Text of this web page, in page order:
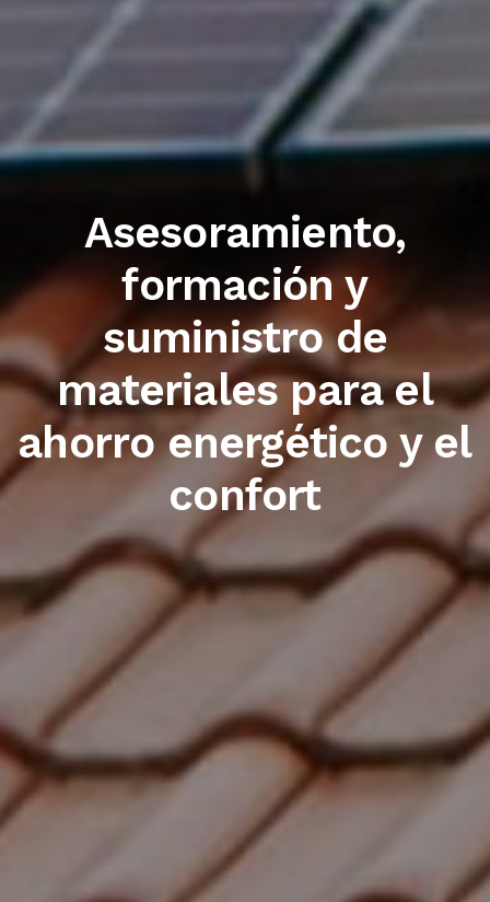
Trabajamos con las
primeras marcas del
sector